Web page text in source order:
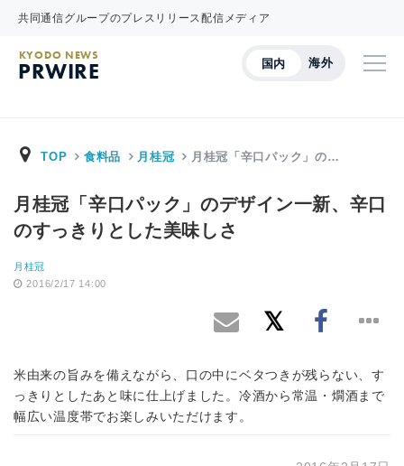
共同通信グループのプレスリリース配信メディア
国内 海外
KYODO NEWS
PRWIRE
TOP 食料品 月桂冠 月桂冠「辛口パック」の…
月桂冠「辛口パック」のデザイン一新、辛口
のすっきりとした美味しさ
月桂冠
2016/2/17 14:00
米由来の旨みを備えながら、口の中にベタつきが残らない、す
っきりとしたあと味に仕上げました。冷酒から常温・燗酒まで
幅広い温度帯でお楽しみいただけます。